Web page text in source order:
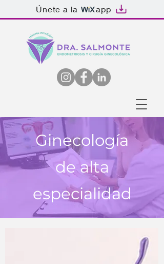
Únete a la app
Ginecología
de alta
especialidad